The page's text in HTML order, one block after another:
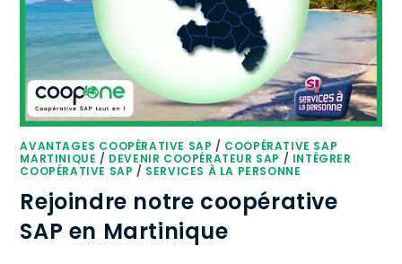
AVANTAGES COOPÉRATIVE SAP / COOPÉRATIVE SAP
MARTINIQUE / DEVENIR COOPÉRATEUR SAP / INTÉGRER
COOPÉRATIVE SAP / SERVICES À LA PERSONNE
Rejoindre notre coopérative
SAP en Martinique